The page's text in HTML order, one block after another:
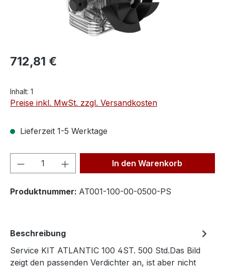
712,81 €
Inhalt: 1
Preise inkl. MwSt. zzgl. Versandkosten
Lieferzeit 1-5 Werktage
Produkt Anzahl: Gib denIn den Warenkorb
Produktnummer: AT001-100-00-0500-PS
Beschreibung
Service KIT ATLANTIC 100 4ST. 500 Std.Das Bild
zeigt den passenden Verdichter an, ist aber nicht